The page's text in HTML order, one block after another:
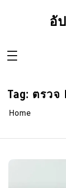
อั
Tag: ตรวจ
Home